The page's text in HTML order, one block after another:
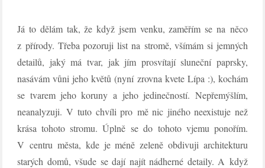
Já to dělám tak, že když jsem venku, zaměřím se na něco
z přírody. Třeba pozoruji list na stromě, všímám si jemných
detailů, jaký má tvar, jak jím prosvítají sluneční paprsky,
nasávám vůni jeho květů (nyní zrovna kvete Lípa :), kochám
se tvarem jeho koruny a jeho jedinečností. Nepřemýšlím,
neanalyzuji. V tuto chvíli pro mě nic jiného neexistuje než
krása tohoto stromu. Úplně se do tohoto vjemu ponořím.
V centru města, kde je méně zeleně obdivuji architekturu
starých domů, všude se dají najít nádherné detaily. A když